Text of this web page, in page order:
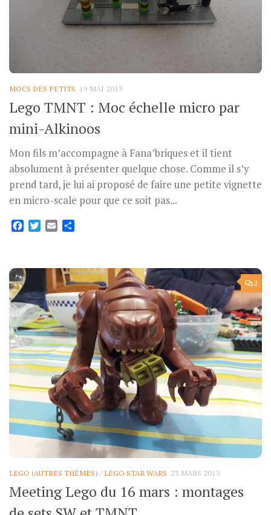
MOCS DES PETITS 19 MAI 2013
Lego TMNT : Moc échelle micro par
mini-Alkinoos
Mon fils m’accompagne à Fana’briques et il tient
absolument à présenter quelque chose. Comme il s’y
prend tard, je lui ai proposé de faire une petite vignette
en micro-scale pour que ce soit pas...
Facebook
Twitter
Email
2
LEGO (AUTRES THÈMES) / LEGO STAR WARS 23 MARS 2013
Meeting Lego du 16 mars : montages